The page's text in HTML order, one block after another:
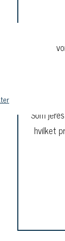
Blandt
Som
hvilket